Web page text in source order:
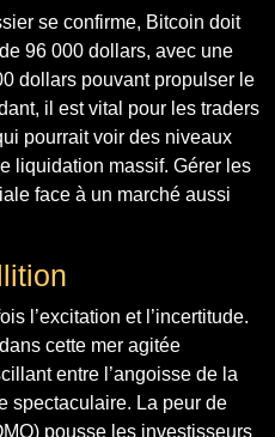
se confirme, Bitcoin doit
96 000 dollars, avec une
dollars pouvant propulser le
il est vital pour les traders
pourrait voir des niveaux
liquidation massif. Gérer les
face à un marché aussi
l’excitation et l’incertitude.
cette mer agitée
entre l’angoisse de la
spectaculaire. La peur de
pousse les investisseurs